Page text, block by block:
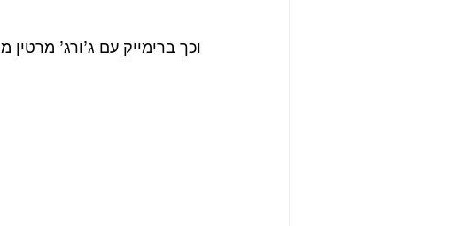
וכך ברימייק עם ג’ורג’ מרטין מ 1963